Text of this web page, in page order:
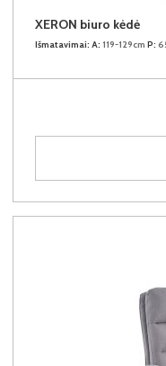
XERON biuro kėdė
Išmatavimai: A: 119-129cm P: